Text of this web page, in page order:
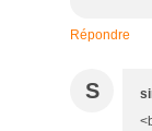
Répondre
S